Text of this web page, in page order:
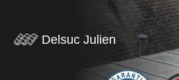
Delsuc Julien